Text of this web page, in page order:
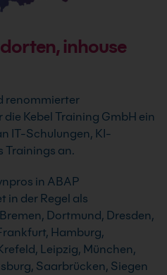
inhouse
renommierter
Kebel Training GmbH ein
IT-Schulungen, KI-
Trainings an.
in ABAP
in der Regel als
Dortmund, Dresden,
Hamburg,
Leipzig, München,
Saarbrücken, Siegen